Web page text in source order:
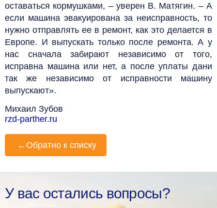
оставаться кормушками, – уверен В. Матягин. – А
если машина эвакуирована за неисправность, то
нужно отправлять ее в ремонт, как это делается в
Европе. И выпускать только после ремонта. А у
нас сначала забирают независимо от того,
исправна машина или нет, а после уплаты дани
так же независимо от исправности машину
выпускают».
Михаил Зубов
rzd-parther.ru
← Обратно к списку
У вас остались вопросы?